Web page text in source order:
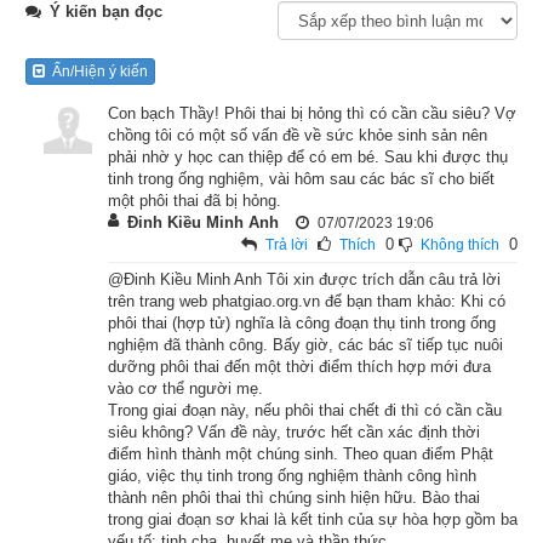
Liên Phật Hội
Lúc ấy, Phật ở gần thành Xá-vệ cùng với chư tỳ-kheo, trong
vườn Kỳ thọ Cấp Cô Độc. Tại thành Xá-vệ, có một ông
trưởng giả tên là Bà-trì-gia, giàu có nhưng tâm địa cực ác,
thường chẳng thân thiện gần gũi với ai. Tuy vậy, ông lại có
lòng kính ngưỡng phụng sự sáu thầy ngoại đạo. Ngày kia, ông
mắc bệnh trầm trọng, không có ai chăm sóc thuốc thang cho,
bệnh, khốn khổ cùng cực như thế này, nếu ai có thể cứu
được mạng sống của ta, ta sẽ trọn đời hầu hạ phụng sự
người ấy.” Ông lại nghĩ tiếp rằng: “Chỉ có Phật Thế Tôn mới có
thể cứu được mạng ta mà thôi.” Nghĩ như vậy rồi liền sanh
lòng khát ngưỡng, mong mỏi được thấy Phật.
Đức Phật thường lấy tâm đại bi ngày đêm quán sát hết thảy
chúng sanh, thấy biết những ai đang gặp khổ não thì ngài hiện
đến tùy duyên cứu giúp, thuyết pháp cho nghe khiến được
Ý kiến bạn đọc
Ẩn/Hiện ý kiến
Con bạch Thầy! Phôi thai bị hỏng thì có cần cầu siêu? Vợ
chồng tôi có một số vấn đề về sức khỏe sinh sản nên
phải nhờ y học can thiệp để có em bé. Sau khi được thụ
tinh trong ống nghiệm, vài hôm sau các bác sĩ cho biết
một phôi thai đã bị hỏng.
Đinh Kiều Minh Anh
Trả lời Thích 0 Không thích 0
07/07/2023 19:06
@Đinh Kiều Minh Anh Tôi xin được trích dẫn câu trả lời
trên trang web phatgiao.org.vn để bạn tham khảo: Khi có
phôi thai (hợp tử) nghĩa là công đoạn thụ tinh trong ống
nghiệm đã thành công. Bấy giờ, các bác sĩ tiếp tục nuôi
dưỡng phôi thai đến một thời điểm thích hợp mới đưa
vào cơ thể người mẹ.
Trong giai đoạn này, nếu phôi thai chết đi thì có cần cầu
siêu không? Vấn đề này, trước hết cần xác định thời
điểm hình thành một chúng sinh. Theo quan điểm Phật
giáo, việc thụ tinh trong ống nghiệm thành công hình
thành nên phôi thai thì chúng sinh hiện hữu. Bào thai
trong giai đoạn sơ khai là kết tinh của sự hòa hợp gồm ba